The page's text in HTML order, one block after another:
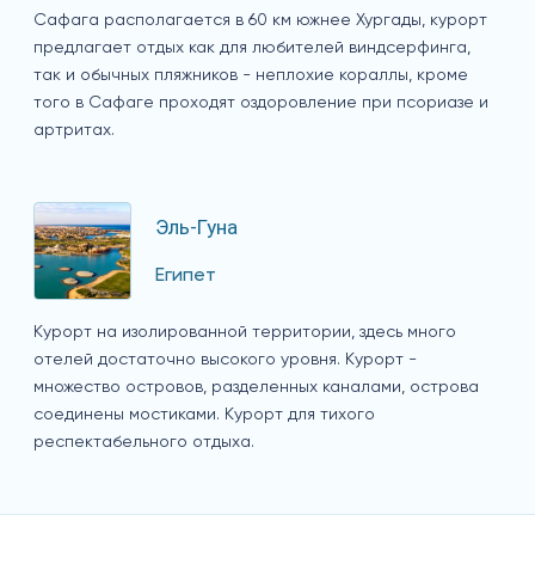
Сафага располагается в 60 км южнее Хургады, курорт
предлагает отдых как для любителей виндсерфинга,
так и обычных пляжников - неплохие кораллы, кроме
того в Сафаге проходят оздоровление при псориазе и
артритах.
Эль-Гуна
Египет
Курорт на изолированной территории, здесь много
отелей достаточно высокого уровня. Курорт -
множество островов, разделенных каналами, острова
соединены мостиками. Курорт для тихого
респектабельного отдыха.